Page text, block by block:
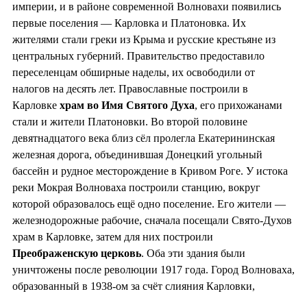
империи, и в районе современной Волновахи появились
первые поселения — Карловка и Платоновка. Их
жителями стали греки из Крыма и русские крестьяне из
центральных губерний. Правительство предоставило
переселенцам обширные наделы, их освободили от
налогов на десять лет. Православные построили в
Карловке храм во Имя Святого Духа, его прихожанами
стали и жители Платоновки. Во второй половине
девятнадцатого века близ сёл пролегла Екатерининская
железная дорога, объединившая Донецкий угольный
бассейн и рудное месторождение в Кривом Роге. У истока
реки Мокрая Волноваха построили станцию, вокруг
которой образовалось ещё одно поселение. Его жители —
железнодорожные рабочие, сначала посещали Свято-Духов
храм в Карловке, затем для них построили
Преображенскую церковь. Оба эти здания были
уничтожены после революции 1917 года. Город Волноваха,
образованный в 1938-ом за счёт слияния Карловки,